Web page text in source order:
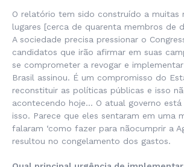
O relatório tem sido construído a muitas
lugares [cerca de quarenta membros de
A sociedade precisa pressionar o
candidatos que irão afirmar em suas
se comprometer a revogar e
Brasil assinou. É um compromisso do
reconstituir as políticas públicas e isso
acontecendo hoje… O atual governo
isso. Parece que eles sentaram em uma
falaram ‘como fazer para nãocumprir a
resultou no congelamento dos gastos.